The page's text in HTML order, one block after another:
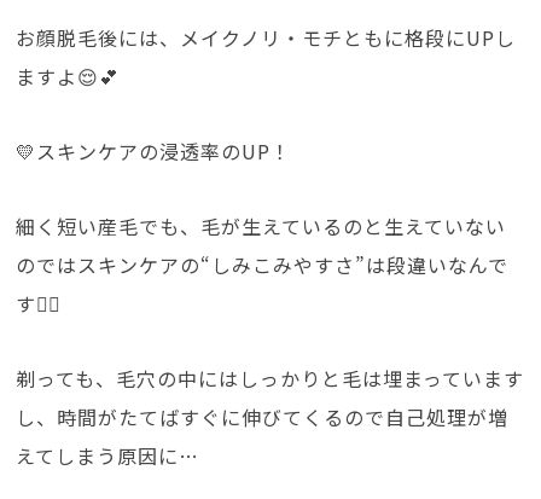
お顔脱毛後には、メイクノリ・モチともに格段にUPし
ますよ😌💕
💛スキンケアの浸透率のUP！
細く短い産毛でも、毛が生えているのと生えていない
のではスキンケアの“しみこみやすさ”は段違いなんで
す🙆‍♀️
剃っても、毛穴の中にはしっかりと毛は埋まっています
し、時間がたてばすぐに伸びてくるので自己処理が増
えてしまう原因に…